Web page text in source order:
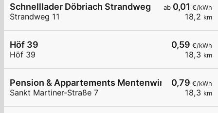
ab 0,01 €/kWh
18,2 km
Schnelllader Döbriach Strandweg
Strandweg 11
0,59 €/kWh
18,3 km
Höf 39
Höf 39
0,79 €/kWh
18,3 km
Pension & Appartements Mentenwirt
Sankt Martiner-Straße 7